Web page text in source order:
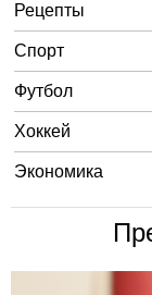
Рецепты
Спорт
Футбол
Хоккей
Экономика